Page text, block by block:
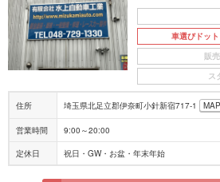
車選びドッ
販
ス
住所 埼玉県北足立郡伊奈町小針新宿717-1 MAP
営業時間 9:00～20:00
定休日 祝日・GW・お盆・年末年始